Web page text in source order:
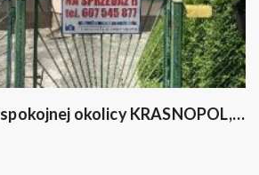
Sprzedam dom w spokojnej okolicy KRASNOPOL, okazja .